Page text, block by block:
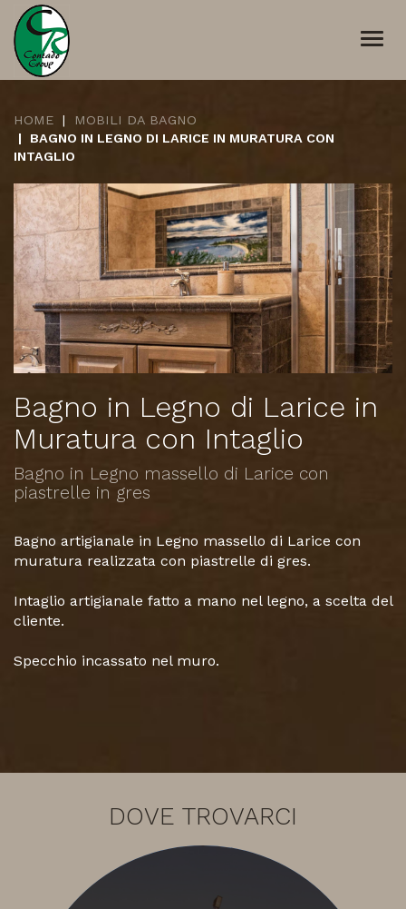
HOME
MOBILI DA BAGNO
BAGNO IN LEGNO DI LARICE IN MURATURA CON
INTAGLIO
Bagno in Legno di Larice in
Muratura con Intaglio
Bagno in Legno massello di Larice con
piastrelle in gres
Bagno artigianale in Legno massello di Larice con
muratura realizzata con piastrelle di gres.
Intaglio artigianale fatto a mano nel legno, a scelta del
cliente.
Specchio incassato nel muro.
DOVE TROVARCI